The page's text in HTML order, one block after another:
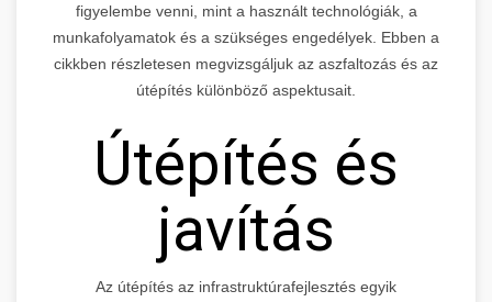
figyelembe venni, mint a használt technológiák, a
munkafolyamatok és a szükséges engedélyek. Ebben a
cikkben részletesen megvizsgáljuk az aszfaltozás és az
útépítés különböző aspektusait.
Útépítés és
javítás
Az útépítés az infrastruktúrafejlesztés egyik